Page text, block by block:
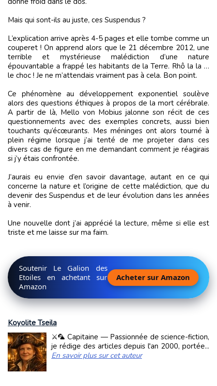
Mais qui sont-ils au juste, ces Suspendus ?
L’explication arrive après 4-5 pages et elle tombe comme un
couperet ! On apprend alors que le 21 décembre 2012, une
terrible et mystérieuse malédiction d’une nature
épouvantable a frappé les habitants de la Terre. Rhô la la …
le choc ! Je ne m’attendais vraiment pas à cela. Bon point.
Ce phénomène au développement exponentiel soulève
alors des questions éthiques à propos de la mort cérébrale.
A partir de là, Mello von Mobius jalonne son récit de ces
questionnements avec des exemples concrets, aussi bien
touchants qu’écœurants. Mes méninges ont alors tourné à
plein régime lorsque j’ai tenté de me projeter dans ces
divers cas de figure en me demandant comment je réagirais
si j’y étais confrontée.
J’aurais eu envie d’en savoir davantage, autant en ce qui
concerne la nature et l’origine de cette malédiction, que du
devenir des Suspendus et de leur évolution dans les années
à venir.
Une nouvelle dont j’ai apprécié la lecture, même si elle est
triste et me laisse sur ma faim.
Soutenir Le Galion des
Etoiles en achetant sur
Amazon
Acheter sur Amazon
Koyolite Tseila
⚔️🦜 Capitaine — Passionnée de science-fiction,
je rédige des articles depuis l'an 2000, portée...
En savoir plus sur cet auteur